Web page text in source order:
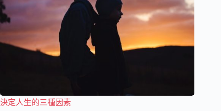
決定人生的三種因素